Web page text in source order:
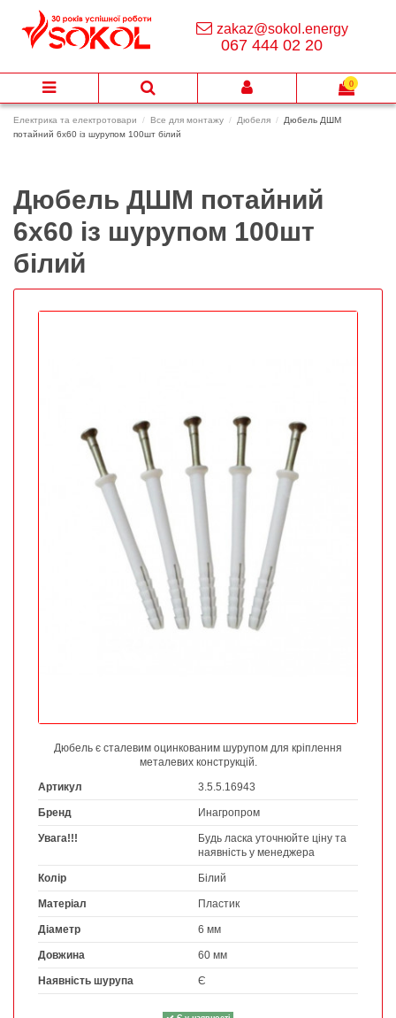
Електрика та електротовари Все для монтажу Дюбеля
Дюбель ДШМ
потайний 6х60 із шурупом 100шт білий
Дюбель ДШМ потайний
6х60 із шурупом 100шт
білий
Дюбель є сталевим оцинкованим шурупом для кріплення
металевих конструкцій.
Артикул
3.5.5.16943
Бренд Инагропром
Увага!!!
Будь ласка уточнюйте ціну та
наявність у менеджера
Колір Білий
Матеріал Пластик
Діаметр 6 мм
Довжина 60 мм
Наявність шурупа Є
zakaz@sokol.energy
067 444 02 20
0